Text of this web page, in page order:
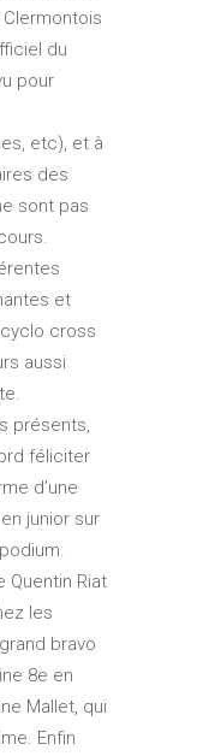
du
pour
etc), et à
des
sont pas
et
cross
aussi
présents,
féliciter
d’une
junior sur
Quentin Riat
les
bravo
8e en
Mallet, qui
Enfin